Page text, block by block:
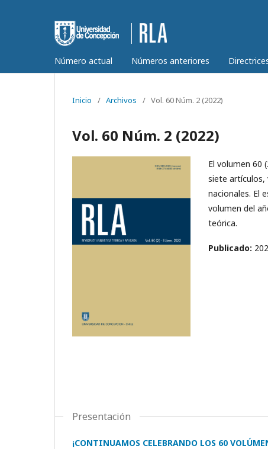
Número actual Números anteriores
Inicio / Archivos / Vol. 60 Núm. 2 (2022)
Vol. 60 Núm. 2 (2022)
El volumen 60
siete artículos,
nacionales. El
volumen del
teórica.
Publicado:
Presentación
¡CONTINUAMOS CELEBRANDO LOS 60